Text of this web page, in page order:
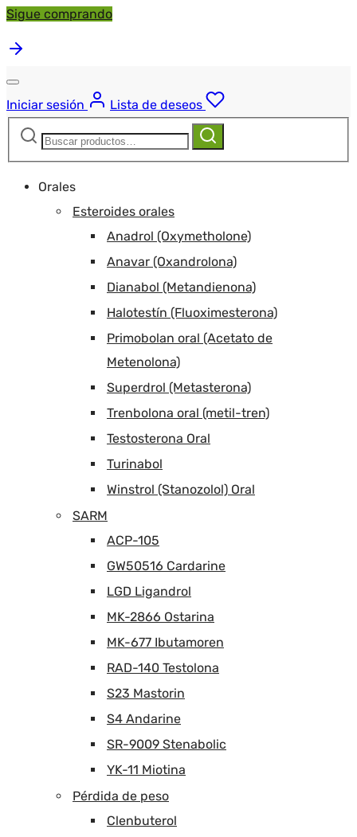
Sigue comprando
Iniciar sesión
Lista de deseos
Buscar:
Buscar
Orales
Esteroides orales
Anadrol (Oxymetholone)
Anavar (Oxandrolona)
Dianabol (Metandienona)
Halotestín (Fluoximesterona)
Primobolan oral (Acetato de
Metenolona)
Superdrol (Metasterona)
Trenbolona oral (metil-tren)
Testosterona Oral
Turinabol
Winstrol (Stanozolol) Oral
SARM
ACP-105
GW50516 Cardarine
LGD Ligandrol
MK-2866 Ostarina
MK-677 Ibutamoren
RAD-140 Testolona
S23 Mastorin
S4 Andarine
SR-9009 Stenabolic
YK-11 Miotina
Pérdida de peso
Clenbuterol